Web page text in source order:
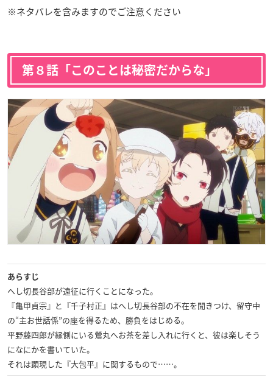
※ネタバレを含みますのでご注意ください
第８話「このことは秘密だからな」
あらすじ
へし切長谷部が遠征に行くことになった。
『亀甲貞宗』と『千子村正』はへし切長谷部の不在を聞きつけ、留守中
の“主お世話係”の座を得るため、勝負をはじめる。
平野藤四郎が縁側にいる鶯丸へお茶を差し入れに行くと、彼は楽しそう
になにかを書いていた。
それは顕現した『大包平』に関するもので……。